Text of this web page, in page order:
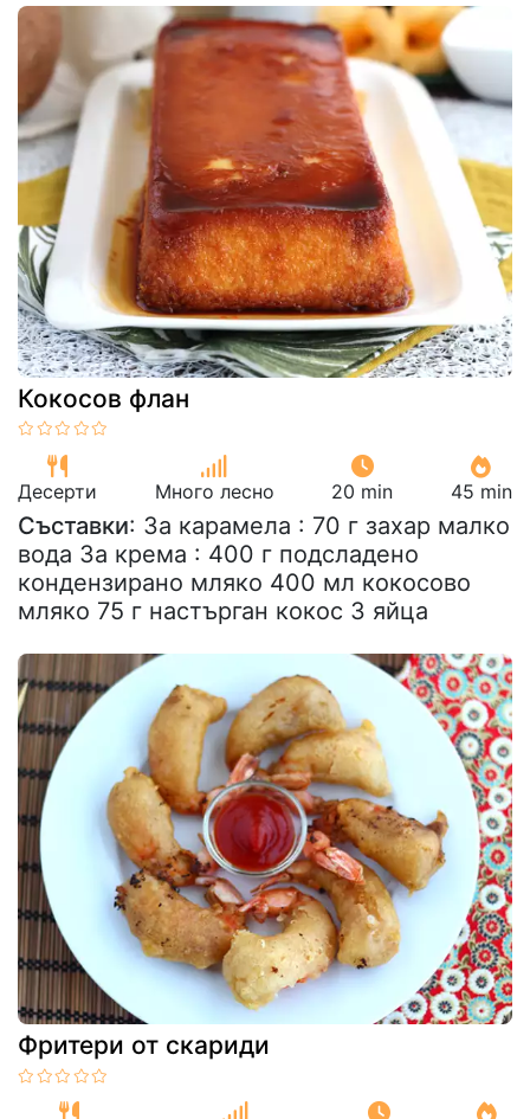
Кокосов флан
Десерти Много лесно 20 min 45 min
Съставки: За карамела : 70 г захар малко
вода За крема : 400 г подсладено
кондензирано мляко 400 мл кокосово
мляко 75 г настърган кокос 3 яйца
Фритери от скариди